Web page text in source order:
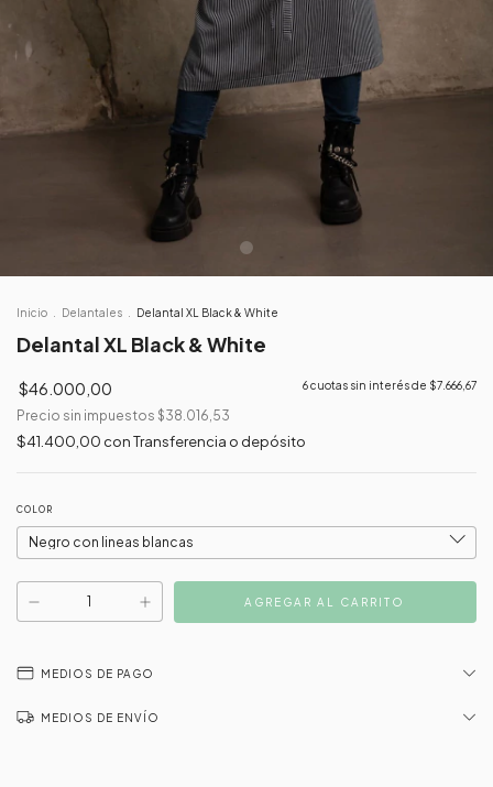
Inicio . Delantales . Delantal XL Black & White
Delantal XL Black & White
$46.000,00 6cuotas sin interés de $7.666,67
Precio sin impuestos $38.016,53
$41.400,00 conTransferencia o depósito
COLOR
MEDIOS DE PAGO
MEDIOS DE ENVÍO